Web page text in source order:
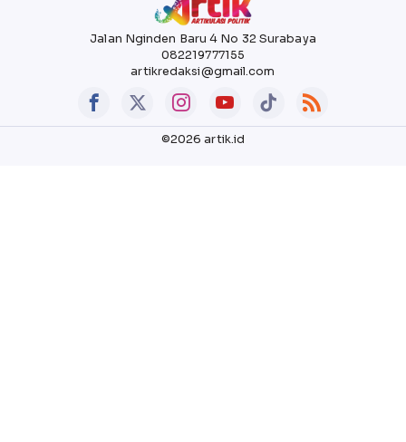
Jalan Nginden Baru 4 No 32 Surabaya
082219777155
artikredaksi@gmail.com
©2026 artik.id